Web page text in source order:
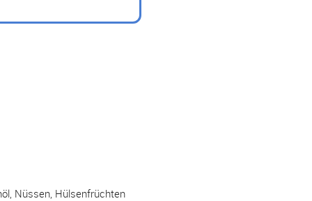
Nüssen, Hülsenfrüchten